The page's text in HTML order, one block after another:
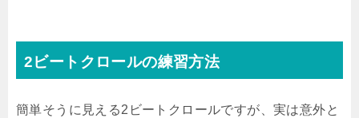
2ビートクロールの練習方法
簡単そうに見える2ビートクロールですが、実は意外と